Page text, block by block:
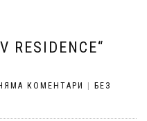
КОМЕНТАРИ
БЕЗ